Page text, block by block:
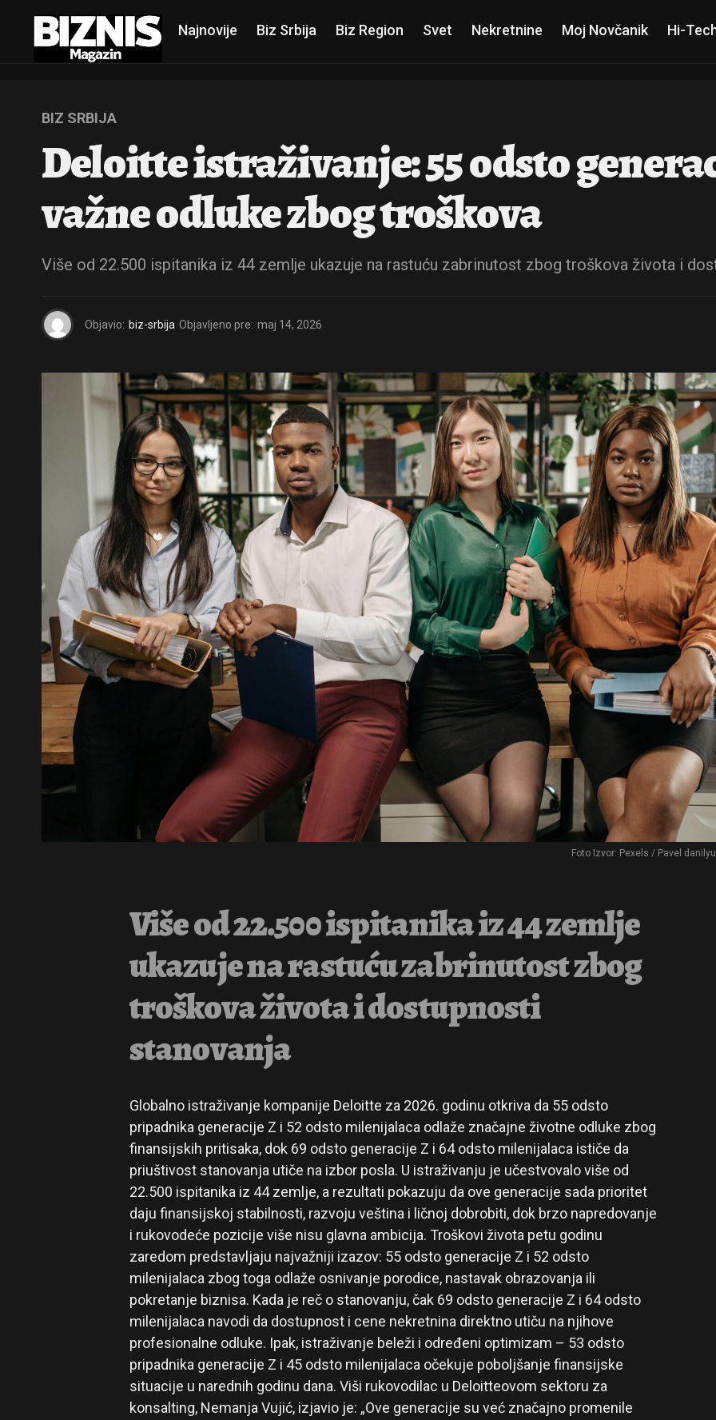
Najnovije Biz Srbija Biz Region Svet Nekretnine Moj Novčanik Hi-
BIZ SRBIJA
Deloitte istraživanje: 55 odsto
važne odluke zbog troškova
Više od 22.500 ispitanika iz 44 zemlje ukazuje na rastuću zabrinutost zbog troškova života i
Objavio: biz-srbija Objavljeno pre: maj 14, 2026
Foto Izvor: Pexels / Pavel
Više od 22.500 ispitanika iz 44 zemlje
ukazuje na rastuću zabrinutost zbog
troškova života i dostupnosti
stanovanja
Globalno istraživanje kompanije Deloitte za 2026. godinu otkriva da 55 odsto
pripadnika generacije Z i 52 odsto milenijalaca odlaže značajne životne odluke zbog
finansijskih pritisaka, dok 69 odsto generacije Z i 64 odsto milenijalaca ističe da
priuštivost stanovanja utiče na izbor posla. U istraživanju je učestvovalo više od
22.500 ispitanika iz 44 zemlje, a rezultati pokazuju da ove generacije sada prioritet
daju finansijskoj stabilnosti, razvoju veština i ličnoj dobrobiti, dok brzo napredovanje
i rukovodeće pozicije više nisu glavna ambicija. Troškovi života petu godinu
zaredom predstavljaju najvažniji izazov: 55 odsto generacije Z i 52 odsto
milenijalaca zbog toga odlaže osnivanje porodice, nastavak obrazovanja ili
pokretanje biznisa. Kada je reč o stanovanju, čak 69 odsto generacije Z i 64 odsto
milenijalaca navodi da dostupnost i cene nekretnina direktno utiču na njihove
profesionalne odluke. Ipak, istraživanje beleži i određeni optimizam – 53 odsto
pripadnika generacije Z i 45 odsto milenijalaca očekuje poboljšanje finansijske
situacije u narednih godinu dana. Viši rukovodilac u Deloitteovom sektoru za
konsalting, Nemanja Vujić, izjavio je: „Ove generacije su već značajno promenile